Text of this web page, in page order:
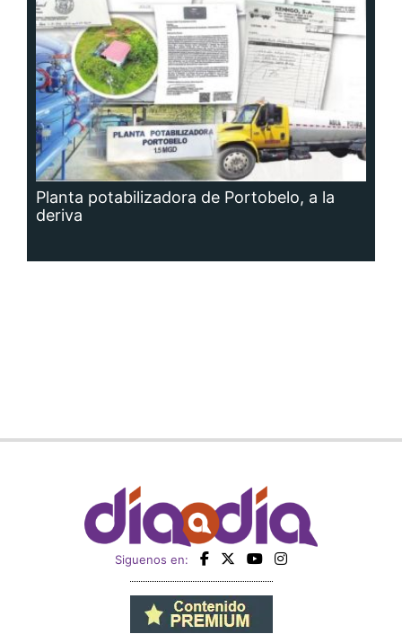
Planta potabilizadora de Portobelo, a la
deriva
Siguenos en: